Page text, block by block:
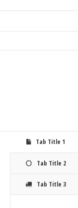
Tab Title 1
Tab Title 2
Tab Title 3